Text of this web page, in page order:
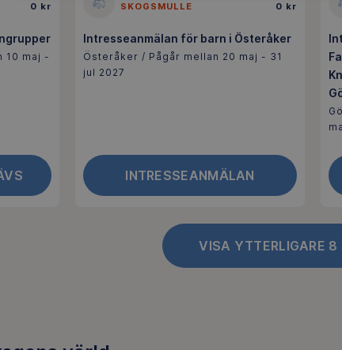
0 kr
10 maj -
SKOGSMULLE 0 kr
Intresseanmälan för barn i Österåker
Österåker / Pågår mellan 20 maj - 31
jul 2027
INTRESSEANMÄLAN
VISA YTTERLIGARE 8